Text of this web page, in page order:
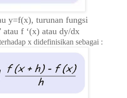
y=f(x), turunan fungsi
f ‘(x) atau dy/dx
x didefinisikan sebagai :